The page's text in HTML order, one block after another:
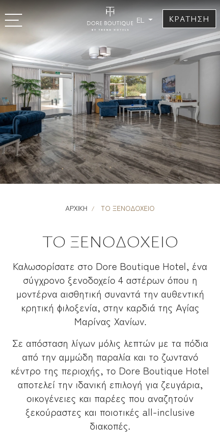
EL ΚΡΑΤΗΣΗ
ΑΡΧΙΚΗ ΤΟ ΞΕΝΟΔΟΧΕΙΟ
ΤΟ ΞΕΝΟΔΟΧΕΙΟ
Καλωσορίσατε στο Dore Boutique Hotel, ένα
σύγχρονο ξενοδοχείο 4 αστέρων όπου η
μοντέρνα αισθητική συναντά την αυθεντική
κρητική φιλοξενία, στην καρδιά της Αγίας
Μαρίνας Χανίων.
Σε απόσταση λίγων μόλις λεπτών με τα πόδια
από την αμμώδη παραλία και το ζωντανό
κέντρο της περιοχής, το Dore Boutique Hotel
αποτελεί την ιδανική επιλογή για ζευγάρια,
οικογένειες και παρέες που αναζητούν
ξεκούραστες και ποιοτικές all-inclusive
διακοπές.